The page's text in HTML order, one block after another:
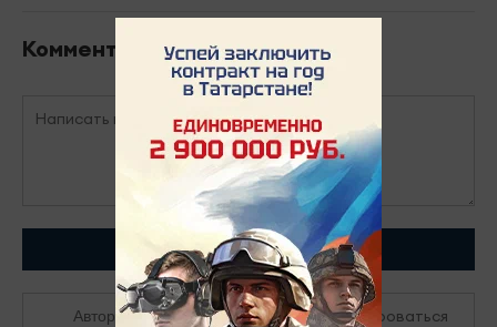
Комментарии
Отправить
Авторизоваться Зарегистрироваться